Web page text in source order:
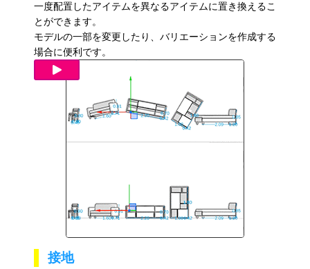
一度配置したアイテムを異なるアイテムに置き換えるこ
とができます。
モデルの一部を変更したり、バリエーションを作成する
場合に便利です。
接地